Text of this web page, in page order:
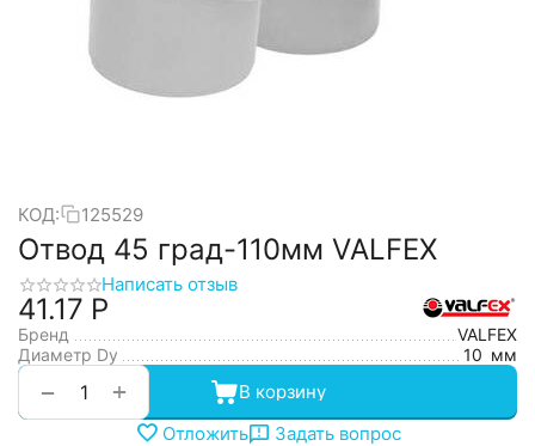
КОД: 125529
Отвод 45 град-110мм VALFEX
Написать отзыв
41.17 Р
Бренд
VALFEX
Диаметр Dy
10 мм
+
−
В корзину
Отложить
Задать вопрос